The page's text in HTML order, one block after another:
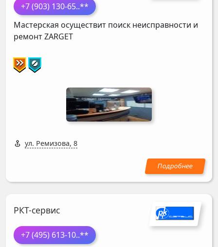
+7 (903) 130-65..**
Мастерская осуществит поиск неисправности и
ремонтZARGET
ул. Ремизова, 8
РКТ-сервис
+7 (495) 613-10..**